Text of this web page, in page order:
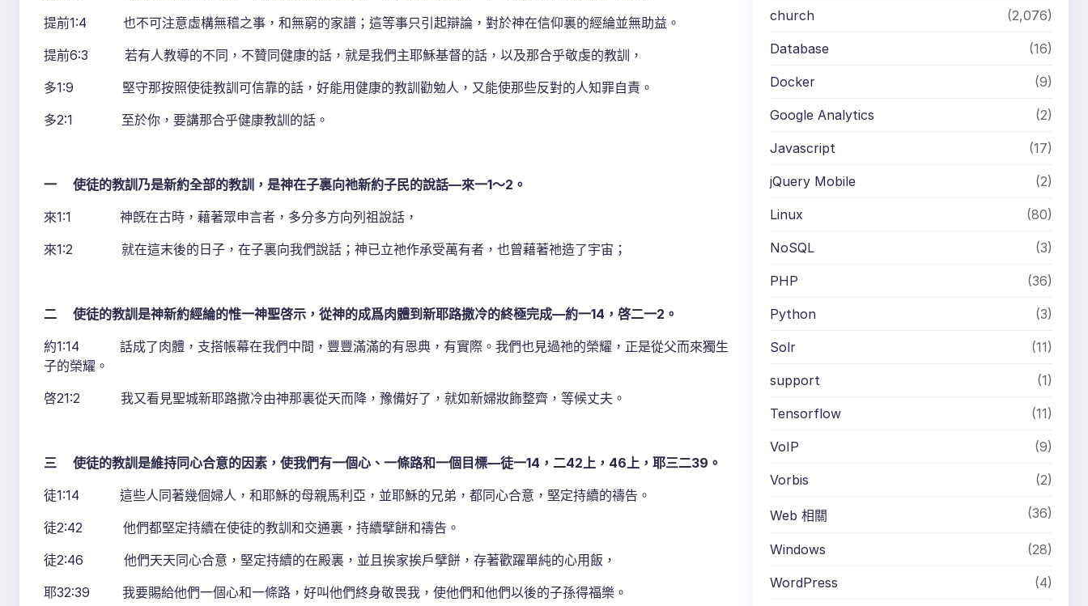
提前1:4 也不可注意虛構無稽之事，和無窮的家譜；這等事只引起辯論，對於神在信仰裏的經綸並無助益。
提前6:3 若有人教導的不同，不贊同健康的話，就是我們主耶穌基督的話，以及那合乎敬虔的教訓，
多1:9 堅守那按照使徒教訓可信靠的話，好能用健康的教訓勸勉人，又能使那些反對的人知罪自責。
多2:1 至於你，要講那合乎健康教訓的話。
一 使徒的教訓乃是新約全部的教訓，是神在子裏向祂新約子民的說話—來一1～2。
來1:1 神旣在古時，藉著眾申言者，多分多方向列祖說話，
來1:2 就在這末後的日子，在子裏向我們說話；神已立祂作承受萬有者，也曾藉著祂造了宇宙；
二 使徒的教訓是神新約經綸的惟一神聖啓示，從神的成爲肉體到新耶路撒冷的終極完成—約一14，啓二一2。
約1:14 話成了肉體，支搭帳幕在我們中間，豐豐滿滿的有恩典，有實際。我們也見過祂的榮耀，正是從父而來獨生
子的榮耀。
啓21:2 我又看見聖城新耶路撒冷由神那裏從天而降，豫備好了，就如新婦妝飾整齊，等候丈夫。
三 使徒的教訓是維持同心合意的因素，使我們有一個心、一條路和一個目標—徒一14，二42上，46上，耶三二39。
徒1:14 這些人同著幾個婦人，和耶穌的母親馬利亞，並耶穌的兄弟，都同心合意，堅定持續的禱告。
徒2:42 他們都堅定持續在使徒的教訓和交通裏，持續擘餅和禱告。
徒2:46 他們天天同心合意，堅定持續的在殿裏，並且挨家挨戶擘餅，存著歡躍單純的心用飯，
耶32:39 我要賜給他們一個心和一條路，好叫他們終身敬畏我，使他們和他們以後的子孫得福樂。
church (2,076)
Database (16)
Docker (9)
Google Analytics (2)
Javascript (17)
jQuery Mobile (2)
Linux (80)
NoSQL (3)
PHP (36)
Python (3)
Solr (11)
support (1)
Tensorflow (11)
VoIP (9)
Vorbis (2)
Web 相關 (36)
Windows (28)
WordPress (4)